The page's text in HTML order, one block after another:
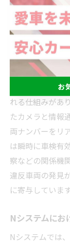
Nシステ
組み解説
車検切れがN
車検切れの車両
れる仕組みがあ
たカメラと情報
両ナンバーをリ
は瞬時に車検有
察などの関係機
違反車両の発見
に寄与しています
Nシステムにお
Nシステムでは
お
お